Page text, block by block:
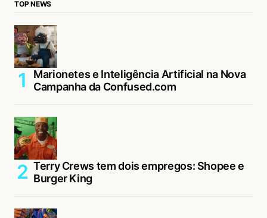
TOP NEWS
Marionetes e Inteligência Artificial na Nova
Campanha da Confused.com
Terry Crews tem dois empregos: Shopee e
Burger King